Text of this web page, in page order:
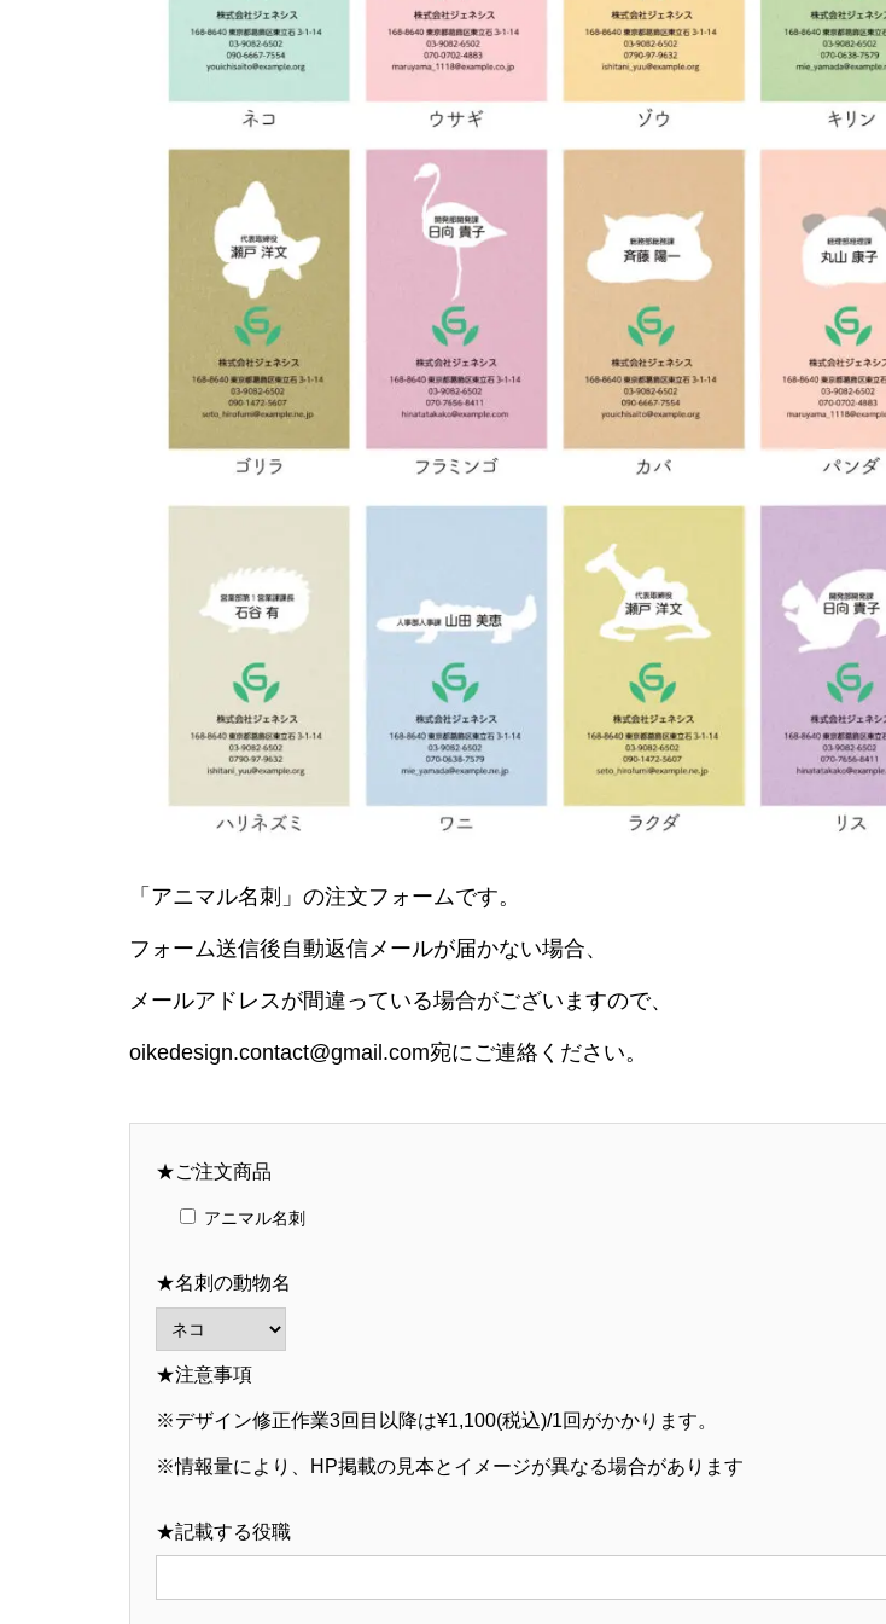
「アニマル名刺」の注文フォームです。
フォーム送信後自動返信メールが届かない場合、
メールアドレスが間違っている場合がございますので、
oikedesign.contact@gmail.com宛にご連絡ください。
★ご注文商品
アニマル名刺
★名刺の動物名
★注意事項
※デザイン修正作業3回目以降は¥1,100(税込)/1回がかかります。
※情報量により、HP掲載の見本とイメージが異なる場合があります
★記載する役職